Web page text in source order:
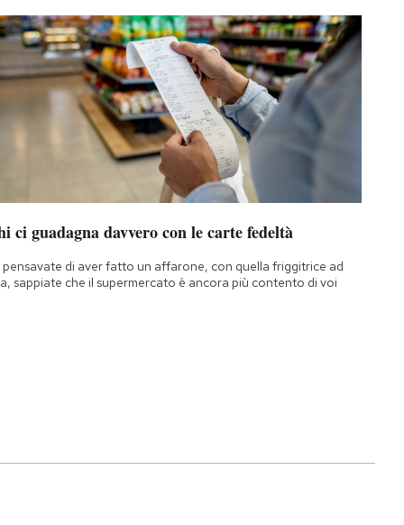
ci guadagna davvero con le carte fedeltà
pensavate di aver fatto un affarone, con quella friggitrice ad
sappiate che il supermercato è ancora più contento di voi